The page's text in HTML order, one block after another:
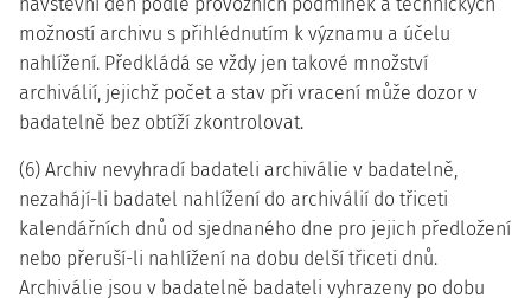
možností archivu s přihlédnutím k významu a účelu
nahlížení. Předkládá se vždy jen takové množství
archiválií, jejichž počet a stav při vracení může dozor v
badatelně bez obtíží zkontrolovat.
(6) Archiv nevyhradí badateli archiválie v badatelně,
nezahájí-li badatel nahlížení do archiválií do třiceti
kalendářních dnů od sjednaného dne pro jejich předložení
nebo přeruší-li nahlížení na dobu delší třiceti dnů.
Archiválie jsou v badatelně badateli vyhrazeny po dobu